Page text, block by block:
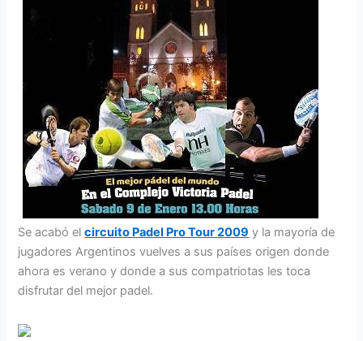
Se acabó elcircuito Padel Pro Tour 2009 y la mayoría de
jugadores Argentinos vuelves a sus países origen donde
ahora es verano y donde a sus compatriotas les toca
disfrutar del mejor padel.